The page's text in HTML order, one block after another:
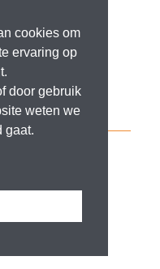
cookies om
ervaring op
door gebruik
weten we
gaat.